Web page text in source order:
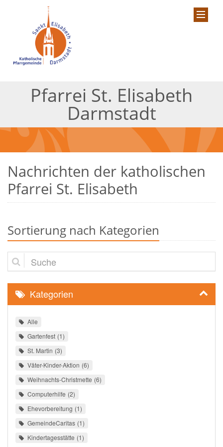
Pfarrei St. Elisabeth
Darmstadt
Nachrichten der katholischen
Pfarrei St. Elisabeth
Sortierung nach Kategorien
Suche
Kategorien
Alle
Gartenfest 1
St. Martin 3
Väter-Kinder-Aktion 6
Weihnachts-Christmette 6
Computerhilfe 2
Ehevorbereitung 1
GemeindeCaritas 1
Kindertagesstätte 1